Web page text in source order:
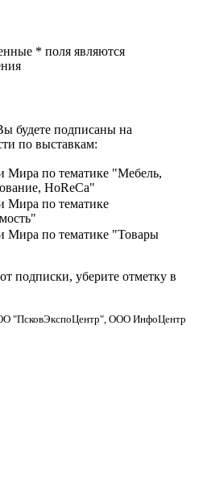
* поля являются
будете подписаны на
по выставкам:
Мира по тематике "Мебель,
HoReCa"
Мира по тематике
Мира по тематике "Товары
подписки, уберите отметку в
"ПсковЭкспоЦентр", ООО ИнфоЦентр